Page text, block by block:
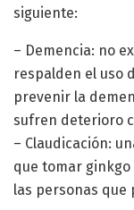
siguiente:
– Demencia: no
respalden el uso
prevenir la
sufren deterioro
– Claudicación:
que tomar
las personas que